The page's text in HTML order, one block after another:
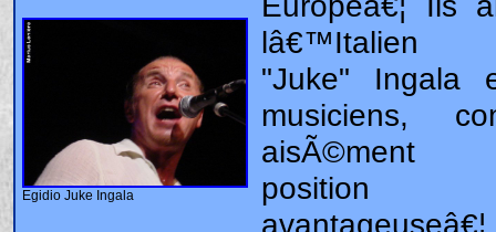
Egidio Juke Ingala